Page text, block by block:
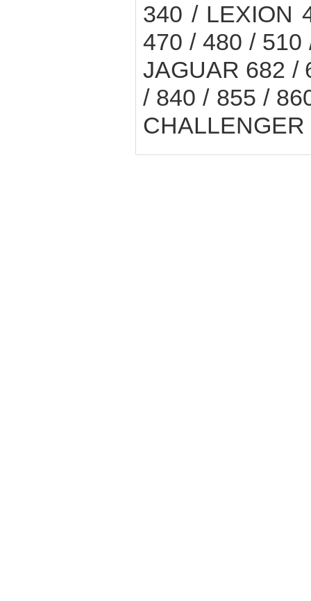
340 / LEXION
470 / 480 / 510
JAGUAR 682 /
/ 840 / 855 /